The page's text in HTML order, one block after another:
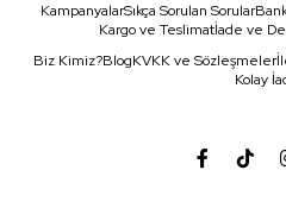
KampanyalarSıkça Sorulan Sorular
Kargo ve Teslimatİade ve
Biz Kimiz?BlogKVKK ve Sözleşmeler
Kolay